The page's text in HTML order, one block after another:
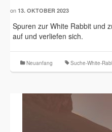
on 13. OKTOBER 2023
Spuren zur White Rabbit und
auf und verliefen sich.
Neuanfang Suche-White-